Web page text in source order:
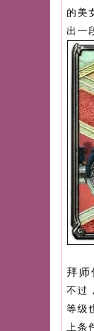
的美
出一
拜师
不过
等级
上